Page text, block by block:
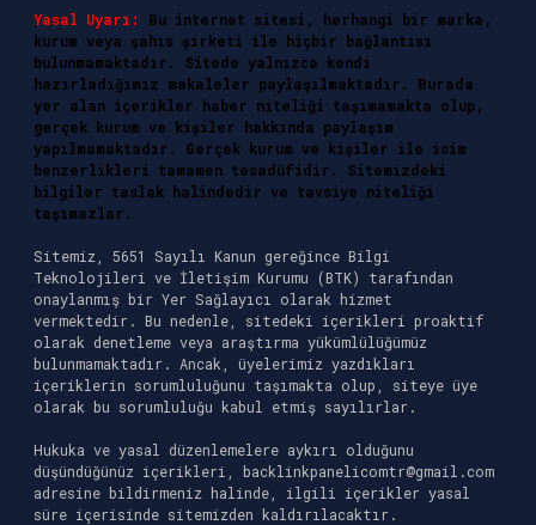
Yasal Uyarı:
Bu internet sitesi, herhangi bir marka,
kurum veya şahıs şirketi ile hiçbir bağlantısı
bulunmamaktadır. Sitede yalnızca kendi
hazırladığımız makaleler paylaşılmaktadır. Burada
yer alan içerikler haber niteliği taşımamakta olup,
gerçek kurum ve kişiler hakkında paylaşım
yapılmamaktadır. Gerçek kurum ve kişiler ile isim
benzerlikleri tamamen tesadüfidir. Sitemizdeki
bilgiler taslak halindedir ve tavsiye niteliği
taşımazlar.
Sitemiz, 5651 Sayılı Kanun gereğince Bilgi
Teknolojileri ve İletişim Kurumu (BTK) tarafından
onaylanmış bir Yer Sağlayıcı olarak hizmet
vermektedir. Bu nedenle, sitedeki içerikleri proaktif
olarak denetleme veya araştırma yükümlülüğümüz
bulunmamaktadır. Ancak, üyelerimiz yazdıkları
içeriklerin sorumluluğunu taşımakta olup, siteye üye
olarak bu sorumluluğu kabul etmiş sayılırlar.
Hukuka ve yasal düzenlemelere aykırı olduğunu
düşündüğünüz içerikleri, backlinkpanelicomtr@gmail.com
adresine bildirmeniz halinde, ilgili içerikler yasal
süre içerisinde sitemizden kaldırılacaktır.